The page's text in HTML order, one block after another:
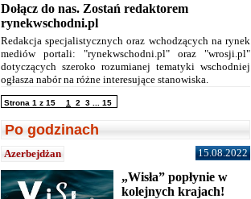
Dołącz do nas. Zostań redaktorem
rynekwschodni.pl
Redakcja specjalistycznych oraz wchodzących na rynek
mediów portali: "rynekwschodni.pl" oraz "wrosji.pl"
dotyczących szeroko rozumianej tematyki wschodniej
ogłasza nabór na różne interesujące stanowiska.
Strona 1 z 15 1 2 3 15
Po godzinach
Azerbejdżan 15.08.2022
„Wisła” popłynie w
kolejnych krajach!